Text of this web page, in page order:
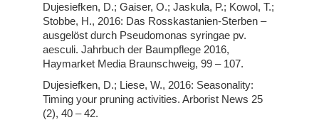
Dujesiefken, D.; Gaiser, O.; Jaskula, P.; Kowol, T.;
Stobbe, H., 2016: Das Rosskastanien-Sterben –
ausgelöst durch Pseudomonas syringae pv.
aesculi. Jahrbuch der Baumpflege 2016,
Haymarket Media Braunschweig, 99 – 107.
Dujesiefken, D.; Liese, W., 2016: Seasonality:
Timing your pruning activities. Arborist News 25
(2), 40 – 42.